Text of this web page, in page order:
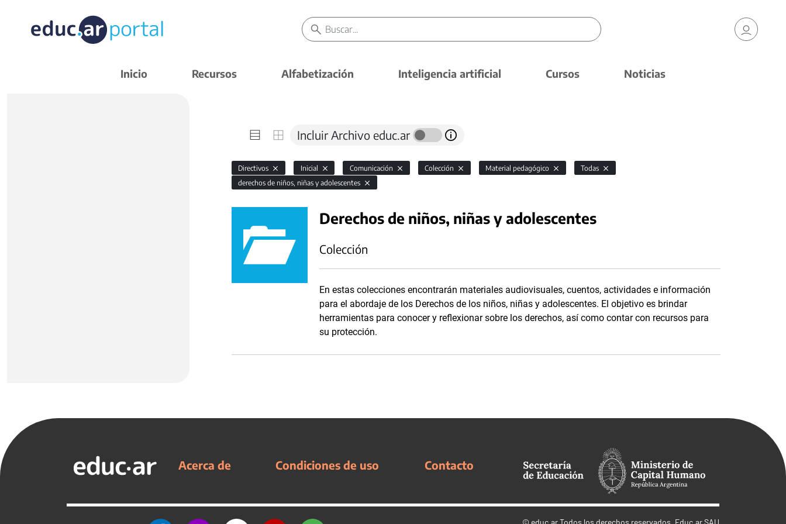
Inicio Recursos Alfabetización Inteligencia artificial Cursos Noticias
Incluir Archivo educ.ar
Directivos Inicial Comunicación Colección Material pedagógico
Todas
derechos de niños, niñas y adolescentes
Derechos de niños, niñas y adolescentes
Colección
En estas colecciones encontrarán materiales audiovisuales, cuentos, actividades e información
para el abordaje de los Derechos de los niños, niñas y adolescentes. El objetivo es brindar
herramientas para conocer y reflexionar sobre los derechos, así como contar con recursos para
su protección.
Acerca de Condiciones de uso Contacto
© educ.arTodos los derechos reservados. Educ.ar SAU